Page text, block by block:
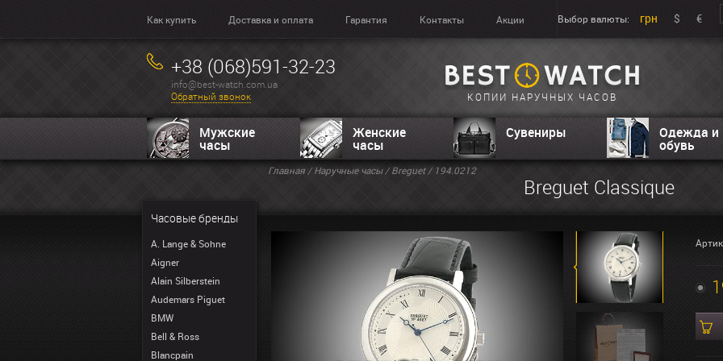
Как купить Доставка и оплата Гарантия Контакты Акции Выбор валюты: грн $ €
+38 (068)591-32-23
info@best-watch.com.ua
Обратный звонок
КОПИИ НАРУЧНЫХ ЧАСОВ
Мужские
часы
Женские
часы
Сувениры Одежда и
обувь
Часовые бренды
A. Lange & Sohne
Aigner
Alain Silberstein
Audemars Piguet
BMW
Bell & Ross
Blancpain
Главная/Наручные часы/Breguet/ 194.0212
Breguet Classique